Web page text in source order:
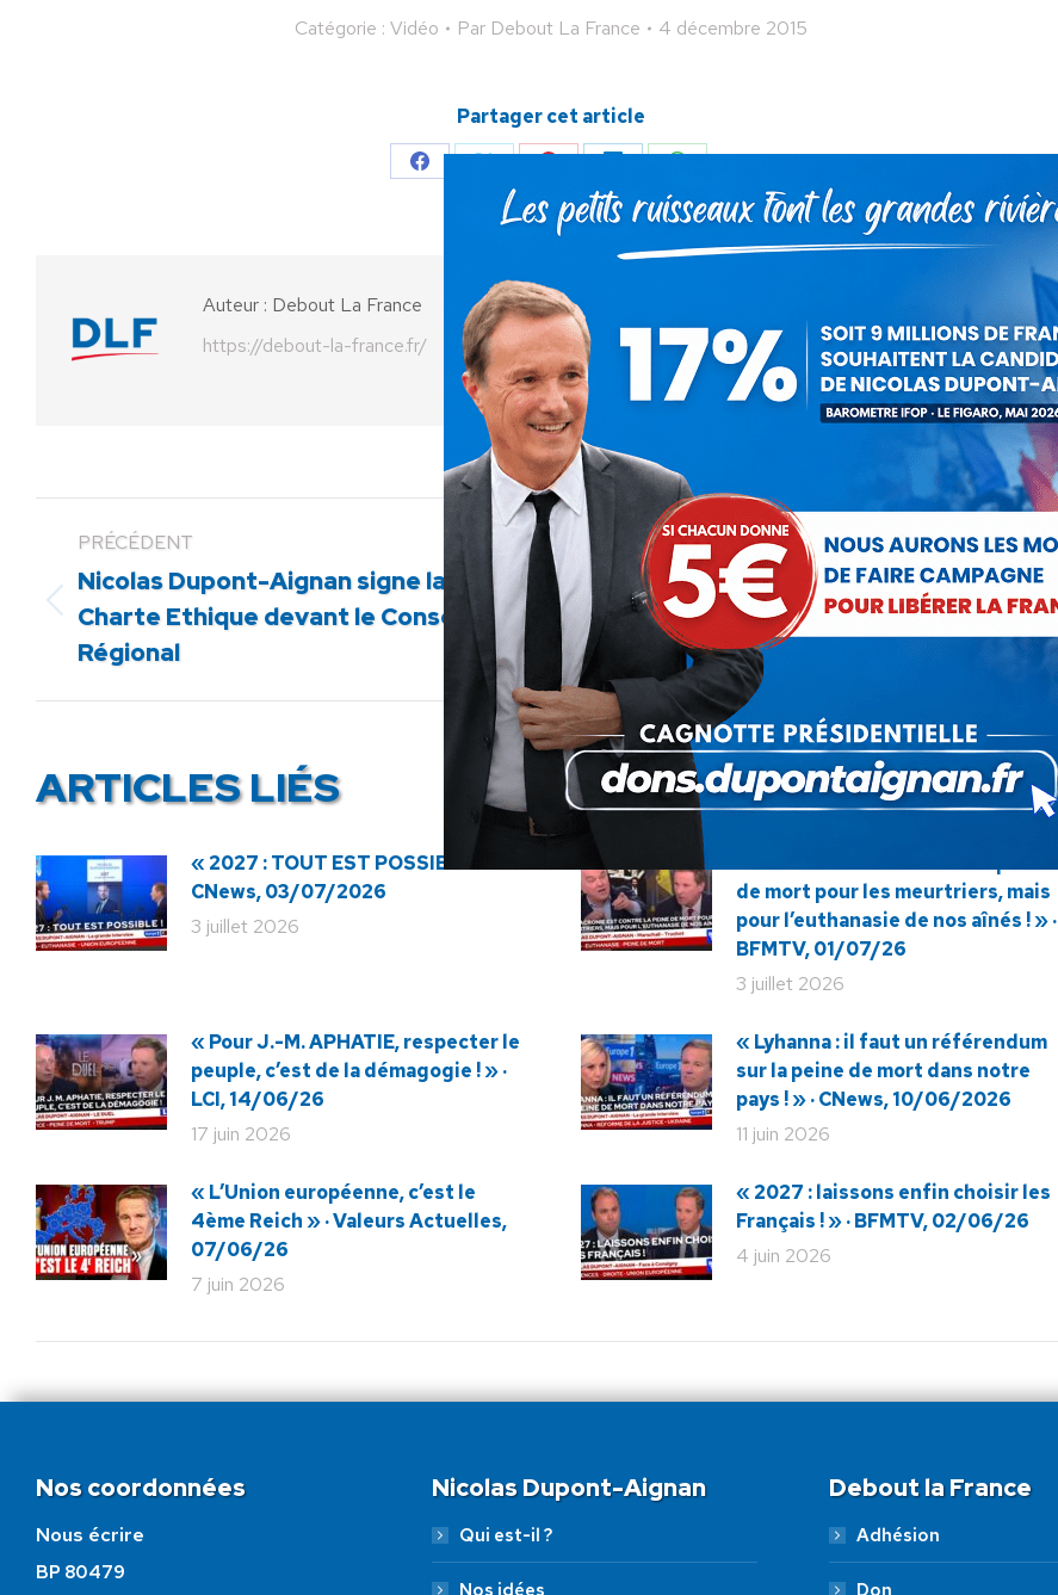
Catégorie : Vidéo Par Debout La France 4 décembre 2015
Partager cet article
Partager
sur
sur
Pinterest
sur
LinkedIn
sur
WhatsApp
Auteur : Debout La France
https://debout-la-france.fr/
PRÉCÉDENT
Article
précédent
:
Nicolas Dupont-Aignan signe la
Charte Ethique devant le Conseil
Régional
SUIVANT
Article
suivant
Maxime Thiébaut invité de ma
Commune.info
ARTICLES LIÉS
« 2027 : TOUT EST POSSIBLE ! » ·
CNews, 03/07/2026
3 juillet 2026
de mort pour les meurtriers, mais
pour l’euthanasie de nos aînés ! » ·
BFMTV, 01/07/26
3 juillet 2026
« Pour J.-M. APHATIE, respecter le
peuple, c’est de la démagogie ! » ·
LCI, 14/06/26
17 juin 2026
« Lyhanna : il faut un référendum
sur la peine de mort dans notre
pays ! » · CNews, 10/06/2026
11 juin 2026
« L’Union européenne, c’est le
4ème Reich » · Valeurs Actuelles,
07/06/26
7 juin 2026
« 2027 : laissons enfin choisir les
Français ! » · BFMTV, 02/06/26
4 juin 2026
Nos coordonnées
Nous écrire
BP 80479
Nicolas Dupont-Aignan
Qui est-il ?
Nos idées
Debout la France
Adhésion
Don